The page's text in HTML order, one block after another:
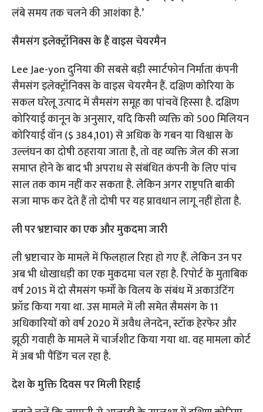
लंबे समय तक चलने की आशंका है.’
सैमसंग इलेक्ट्रॉनिक्स के हैं वाइस चेयरमैन
Lee Jae-yon दुनिया की सबसे बड़ी स्मार्टफोन निर्माता कंपनी
सैमसंग इलेक्ट्रॉनिक्स के वाइस चेयरमैन हैं. दक्षिण कोरिया के
सकल घरेलू उत्पाद में सैमसंग समूह का पांचवें हिस्सा है. दक्षिण
कोरियाई कानून के अनुसार, यदि किसी व्यक्ति को 500 मिलियन
कोरियाई वॉन ($ 384,101) से अधिक के गबन या विश्वास के
उल्लंघन का दोषी ठहराया जाता है, तो वह व्यक्ति जेल की सजा
समाप्त होने के बाद भी अपराध से संबंधित कंपनी के लिए पांच
साल तक काम नहीं कर सकता है. लेकिन अगर राष्ट्रपति बाकी
सजा माफ कर देते हैं तो दोषी पर यह प्रावधान लागू नहीं होता है.
ली पर भ्रष्टाचार का एक और मुकदमा जारी
ली भ्रष्टाचार के मामले में फिलहाल रिहा हो गए हैं. लेकिन उन पर
अब भी धोखाधड़ी का एक मुकदमा चल रहा है. रिपोर्ट के मुताबिक
वर्ष 2015 में दो सैमसंग फर्मों के विलय के संबंध में अकाउंटिंग
फ्रॉड किया गया था. उस मामले में ली समेत सैमसंग के 11
अधिकारियों को वर्ष 2020 में अवैध लेनदेन, स्टॉक हेरफेर और
झूठी गवाही के मामले में चार्जशीट किया गया था. वह मामला कोर्ट
में अब भी पैंडिंग चल रहा है.
देश के मुक्ति दिवस पर मिली रिहाई